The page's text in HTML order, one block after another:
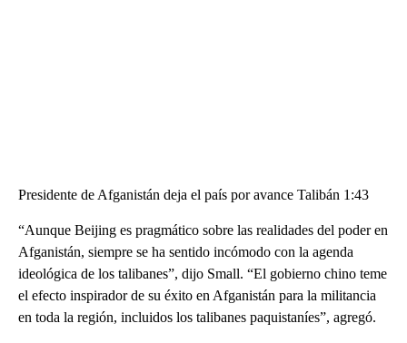
Presidente de Afganistán deja el país por avance Talibán 1:43
“Aunque Beijing es pragmático sobre las realidades del poder en
Afganistán, siempre se ha sentido incómodo con la agenda
ideológica de los talibanes”, dijo Small. “El gobierno chino teme
el efecto inspirador de su éxito en Afganistán para la militancia
en toda la región, incluidos los talibanes paquistaníes”, agregó.